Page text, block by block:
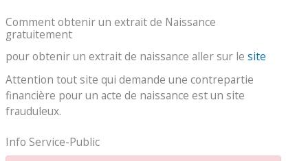
Comment obtenir un extrait de Naissance
gratuitement
pour obtenir un extrait de naissance aller sur le site
Attention tout site qui demande une contrepartie
financière pour un acte de naissance est un site
frauduleux.
Info Service-Public